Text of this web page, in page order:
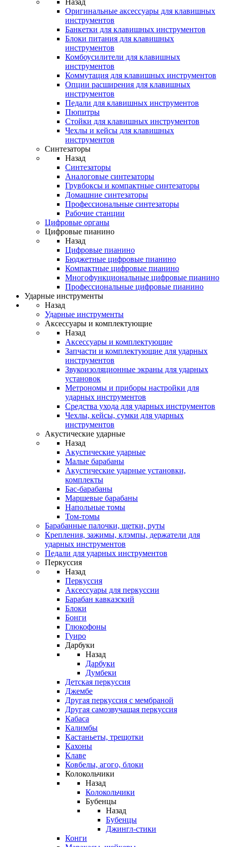
Назад
Оригинальные аксессуары для клавишных
инструментов
Банкетки для клавишных инструментов
Блоки питания для клавишных
инструментов
Комбоусилители для клавишных
инструментов
Коммутация для клавишных инструментов
Опции расширения для клавишных
инструментов
Педали для клавишных инструментов
Пюпитры
Стойки для клавишных инструментов
Чехлы и кейсы для клавишных
инструментов
Синтезаторы
Назад
Синтезаторы
Аналоговые синтезаторы
Грувбоксы и компактные синтезаторы
Домашние синтезаторы
Профессиональные синтезаторы
Рабочие станции
Цифровые органы
Цифровые пианино
Назад
Цифровые пианино
Бюджетные цифровые пианино
Компактные цифровые пианино
Многофункциональные цифровые пианино
Профессиональные цифровые пианино
Ударные инструменты
Назад
Ударные инструменты
Аксессуары и комплектующие
Назад
Аксессуары и комплектующие
Запчасти и комплектующие для ударных
инструментов
Звукоизоляционные экраны для ударных
установок
Метрономы и приборы настройки для
ударных инструментов
Средства ухода для ударных инструментов
Чехлы, кейсы, сумки для ударных
инструментов
Акустические ударные
Назад
Акустические ударные
Mалые барабаны
Акустические ударные установки,
комплекты
Бас-барабаны
Маршевые барабаны
Напольные томы
Том-томы
Барабанные палочки, щетки, руты
Крепления, зажимы, клэмпы, держатели для
ударных инструментов
Педали для ударных инструментов
Перкуссия
Назад
Перкуссия
Аксессуары для перкуссии
Барабан кавказский
Блоки
Бонги
Глюкофоны
Гуиро
Дарбуки
Назад
Дарбуки
Думбеки
Детская перкуссия
Джембе
Другая перкуссия с мембраной
Другая самозвучащая перкуссия
Кабаса
Калимбы
Кастаньеты, трещотки
Кахоны
Клаве
Ковбелы, агого, блоки
Колокольчики
Назад
Колокольчики
Бубенцы
Назад
Бубенцы
Джингл-стики
Конги